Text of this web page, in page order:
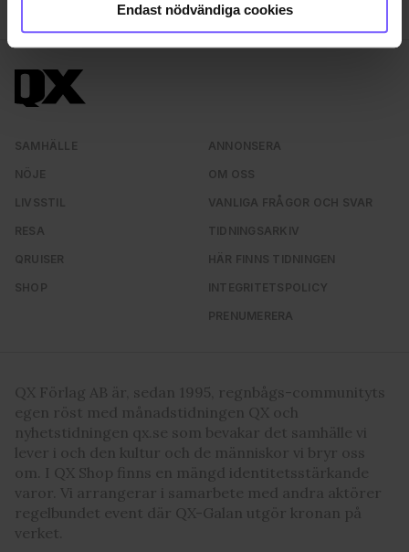
Du kan ändra eller dra tillbaka ditt samtycke när som
helst från cookie-förklaringen.
Vi använder enhetsidentifierare för att anpassa innehållet
och annonserna till användarna, tillhandahålla funktioner
vidarebefordrar även sådana identifierare och annan
information från din enhet till de sociala medier och
annons- och analysföretag som vi samarbetar med.
samlat in när du har använt deras tjänster. Du godkänner
våra cookies vid fortsatt användande av vår webbplats.
Endast nödvändiga cookies
SAMHÄLLE
NÖJE
LIVSSTIL
RESA
QRUISER
SHOP
ANNONSERA
OM OSS
VANLIGA FRÅGOR OCH SVAR
TIDNINGSARKIV
HÄR FINNS TIDNINGEN
INTEGRITETSPOLICY
PRENUMERERA
QX Förlag AB är, sedan 1995, regnbågs-communityts
egen röst med månadstidningen QX och
nyhetstidningen qx.se som bevakar det samhälle vi
lever i och den kultur och de människor vi bryr oss
om. I QX Shop finns en mängd identitetsstärkande
varor. Vi arrangerar i samarbete med andra aktörer
regelbundet event där QX-Galan utgör kronan på
verket.